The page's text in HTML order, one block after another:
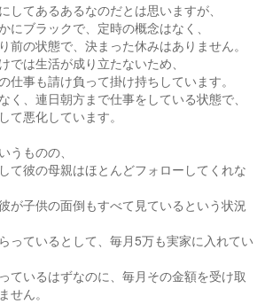
してあるあるなのだとは思いますが、
にブラックで、定時の概念はなく、
前の状態で、決まった休みはありません。
では生活が成り立たないため、
仕事も請け負って掛け持ちしています。
く、連日朝方まで仕事をしている状態で、
て悪化しています。
うものの、
て彼の母親はほとんどフォローしてくれな
が子供の面倒もすべて見ているという状況
っているとして、毎月5万も実家に入れてい
ているはずなのに、毎月その金額を受け取
せん。